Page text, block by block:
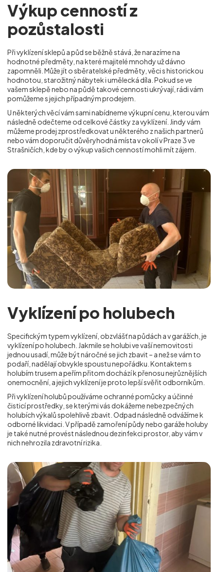
Výkup cenností z
pozůstalosti
Při vyklízení sklepů a půd se běžně stává, že narazíme na
hodnotné předměty, na které majitelé mnohdy už dávno
zapomněli. Může jít o sběratelské předměty, věci s historickou
hodnotou, starožitný nábytek i umělecká díla. Pokud se ve
vašem sklepě nebo na půdě takové cennosti ukrývají, rádi vám
pomůžeme s jejich případným prodejem.
U některých věcí vám sami nabídneme výkupní cenu, kterou vám
následně odečteme od celkové částky za vyklízení. Jindy vám
můžeme prodej zprostředkovat u některého z našich partnerů
nebo vám doporučit důvěryhodná místa v okolí v Praze 3 ve
Strašničích , kde by o výkup vašich cenností mohli mít zájem.
Vyklízení po holubech
Specifickým typem vyklízení, obzvlášť na půdách a v garážích, je
vyklízení po holubech. Jakmile se holubi ve vaší nemovitosti
jednou usadí, může být náročné se jich zbavit – a než se vám to
podaří, nadělají obvykle spoustu nepořádku. Kontaktem s
holubím trusem a peřím přitom dochází k přenosu nejrůznějších
onemocnění, a jejich vyklízení je proto lepší svěřit odborníkům.
Při vyklízení holubů používáme ochranné pomůcky a účinné
čisticí prostředky, se kterými vás dokážeme nebezpečných
holubích výkalů spolehlivě zbavit. Odpad následně odvážíme k
odborné likvidaci. V případě zamoření půdy nebo garáže holuby
je také nutné provést následnou dezinfekci prostor, aby vám v
nich nehrozila zdravotní rizika.